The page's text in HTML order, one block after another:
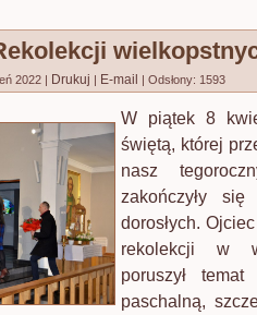
2022 | Drukuj | E-mail | Odsłony: 1593
W piątek 8
świętą, której
nasz
zakończyły
dorosłych.
rekolekcji w
poruszył
paschalną,